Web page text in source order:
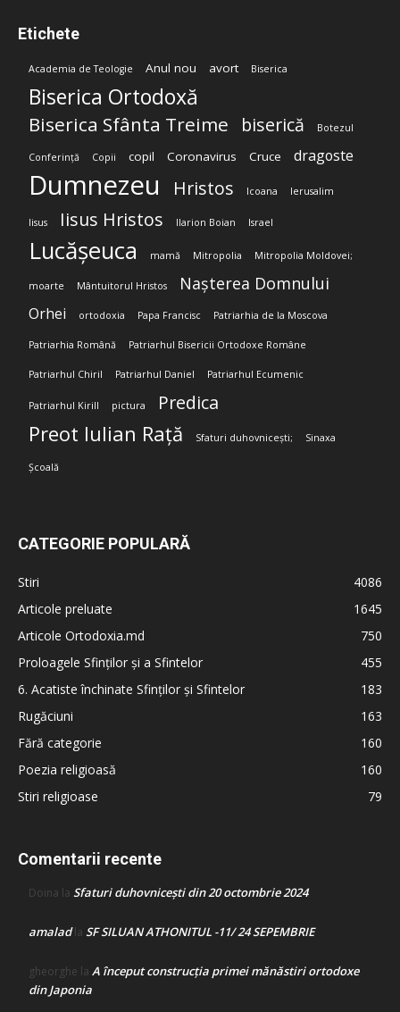
Etichete
Academia de Teologie Anul nou avort Biserica
Biserica Ortodoxă
Biserica Sfânta Treime biserică Botezul
Conferință Copii copil Coronavirus Cruce dragoste
Dumnezeu Hristos Icoana Ierusalim
Iisus Iisus Hristos Ilarion Boian Israel
Lucășeuca mamă Mitropolia Mitropolia Moldovei;
moarte Mântuitorul Hristos Nașterea Domnului
Orhei ortodoxia Papa Francisc Patriarhia de la Moscova
Patriarhia Română Patriarhul Bisericii Ortodoxe Române
Patriarhul Chiril Patriarhul Daniel Patriarhul Ecumenic
Patriarhul Kirill pictura Predica
Preot Iulian Rață Sfaturi duhovnicești; Sinaxa
Școală
CATEGORIE POPULARĂ
Stiri
4086
Articole preluate
1645
Articole Ortodoxia.md
750
Proloagele Sfinților și a Sfintelor
455
6. Acatiste închinate Sfinților și Sfintelor
183
Rugăciuni
163
Fără categorie
160
Poezia religioasă
160
Stiri religioase
79
Comentarii recente
Doina la Sfaturi duhovnicești din 20 octombrie 2024
amaladla SF SILUAN ATHONITUL -11/ 24 SEPEMBRIE
gheorghe la A început construcţia primei mănăstiri ortodoxe
din Japonia